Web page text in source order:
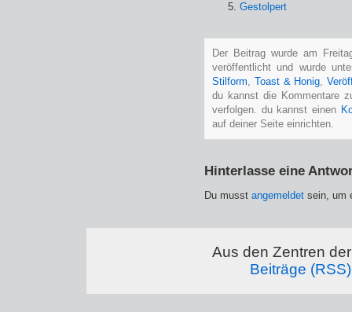
Gestolpert
Der Beitrag wurde am
veröffentlicht und wurde
Stilform, Toast & Honig,
du kannst die Kommentare
verfolgen. du kannst einen
auf deiner Seite einrichten.
Hinterlasse eine
Du musst angemeldet sein, um
Aus den Zentren
Beiträge (RSS)